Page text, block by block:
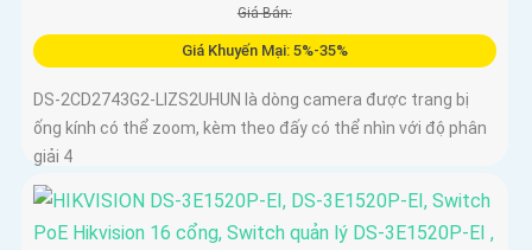
Giá Bán:
Giá Khuyến Mại: 5%-35%
DS-2CD2743G2-LIZS2UHUN là dòng camera được trang bị
ống kính có thể zoom, kèm theo đấy có thể nhìn với độ phân
giải 4